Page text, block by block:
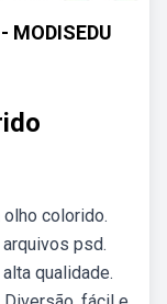
colorido.
psd.
qualidade.